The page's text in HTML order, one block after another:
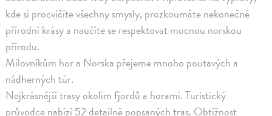
kde si procvičíte všechny smysly, prozkoumáte nekonečné
přírodní krásy a naučíte se respektovat mocnou norskou
přírodu.
Milovníkům hor a Norska přejeme mnoho poutavých a
nádherných túr.
Nejkrásnější trasy okolím fjordů a horami. Turistický
průvodce nabízí 52 detailně popsaných tras. Obtížnost